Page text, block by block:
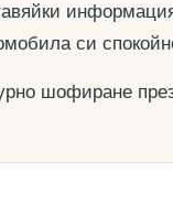
си
шофиране